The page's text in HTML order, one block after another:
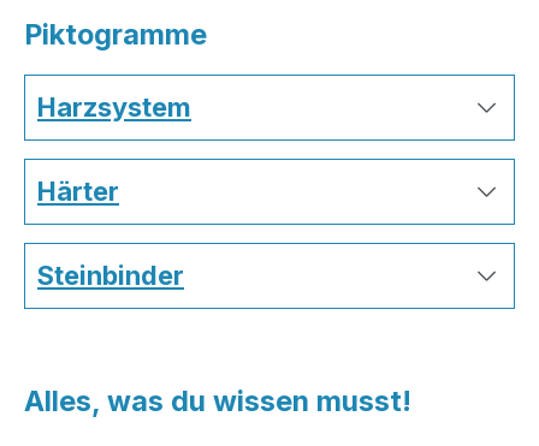
Piktogramme
Harzsystem
Härter
Steinbinder
Alles, was du wissen musst!